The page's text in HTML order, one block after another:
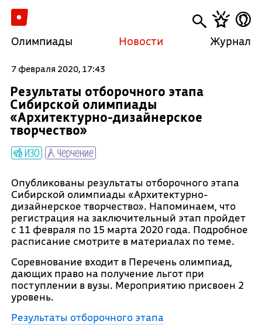
Олимпиады Новости Журнал
7 февраля 2020, 17:43
Результаты отборочного этапа
Сибирской олимпиады
«Архитектурно-дизайнерское
творчество»
ИЗО Черчение
Опубликованы результаты отборочного этапа
Сибирской олимпиады «Архитектурно-
дизайнерское творчество». Напоминаем, что
регистрация на заключительный этап пройдет
с 11 февраля по 15 марта 2020 года. Подробное
расписание смотрите в материалах по теме.
Соревнование входит в Перечень олимпиад,
дающих право на получение льгот при
поступлении в вузы. Мероприятию присвоен 2
уровень.
Результаты отборочного этапа